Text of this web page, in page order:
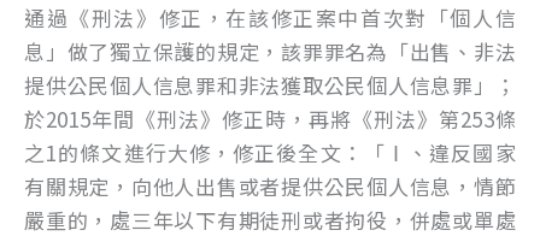
通過《刑法》修正，在該修正案中首次對「個人信
息」做了獨立保護的規定，該罪罪名為「出售、非法
提供公民個人信息罪和非法獲取公民個人信息罪」；
於2015年間《刑法》修正時，再將《刑法》第253條
之1的條文進行大修，修正後全文：「Ⅰ、違反國家
有關規定，向他人出售或者提供公民個人信息，情節
嚴重的，處三年以下有期徒刑或者拘役，併處或單處